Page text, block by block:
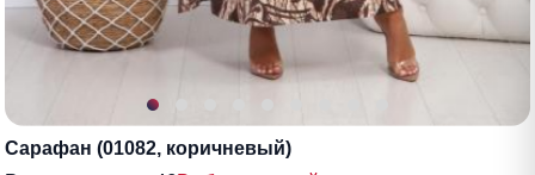
Сарафан (01082, коричневый)